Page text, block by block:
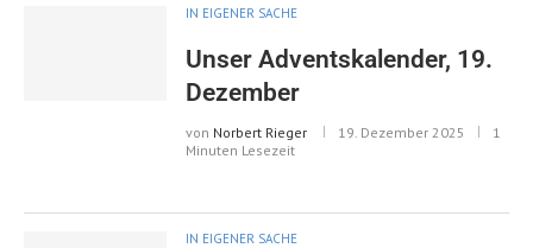
IN EIGENER SACHE
Unser Adventskalender, 19.
Dezember
von Norbert Rieger 19. Dezember 2025
1
Minuten Lesezeit
IN EIGENER SACHE